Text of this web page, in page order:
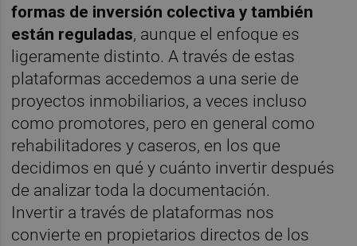
formas de inversión colectiva y también
están reguladas, aunque el enfoque es
ligeramente distinto. A través de estas
plataformas accedemos a una serie de
proyectos inmobiliarios, a veces incluso
como promotores, pero en general como
rehabilitadores y caseros, en los que
decidimos en qué y cuánto invertir después
de analizar toda la documentación.
Invertir a través de plataformas nos
convierte en propietarios directos de los